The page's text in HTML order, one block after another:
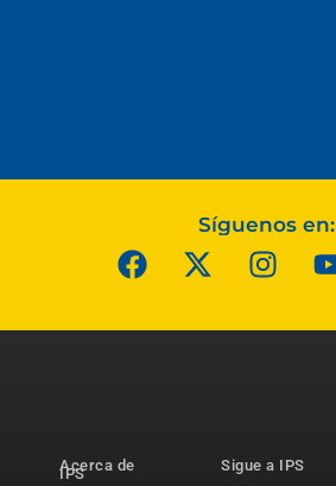
Síguenos en:
Acerca de
IPS
Sigue a IPS